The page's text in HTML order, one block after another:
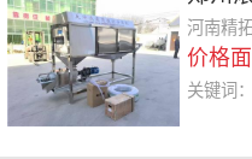
指南
河南精
价格
关键词：